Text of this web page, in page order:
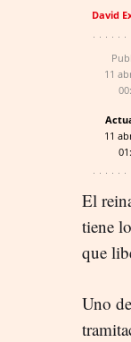
David
11
11
El
tiene
que
Uno